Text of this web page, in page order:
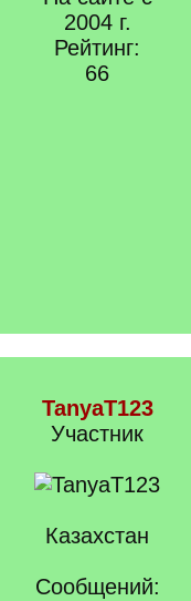
2004 г.
Рейтинг:
66
TanyaT123
Участник
Казахстан
Сообщений: